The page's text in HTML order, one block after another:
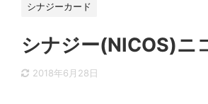
シナジーカード
シナジー(NICOS)ニ
2018年6月28日